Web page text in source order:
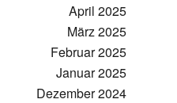
April 2025
März 2025
Februar 2025
Januar 2025
Dezember 2024